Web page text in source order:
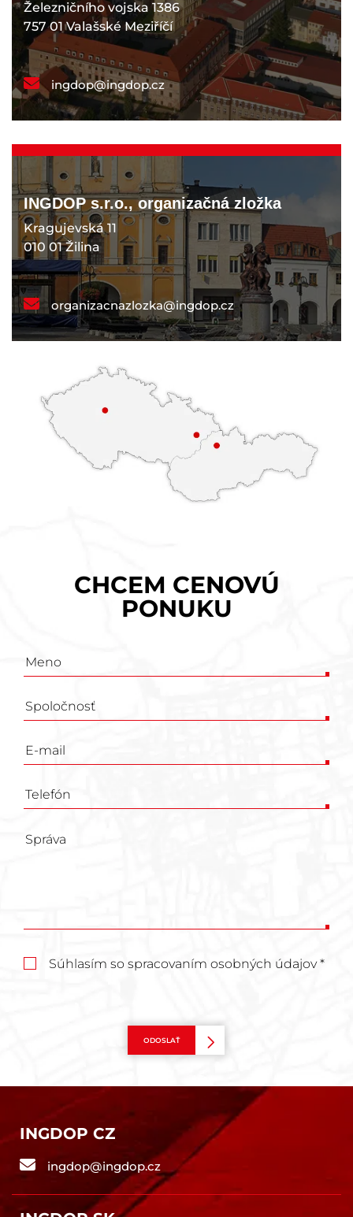
Železničního vojska 1386
757 01 Valašské Meziříčí
ingdop@ingdop.cz
INGDOP s.r.o., organizačná zložka
Kragujevská 11
010 01 Žilina
organizacnazlozka@ingdop.cz
CHCEM CENOVÚ
PONUKU
Poptávkový
Súhlasím so spracovaním osobných údajov *
ODOSLAŤ
INGDOP CZ
ingdop@ingdop.cz